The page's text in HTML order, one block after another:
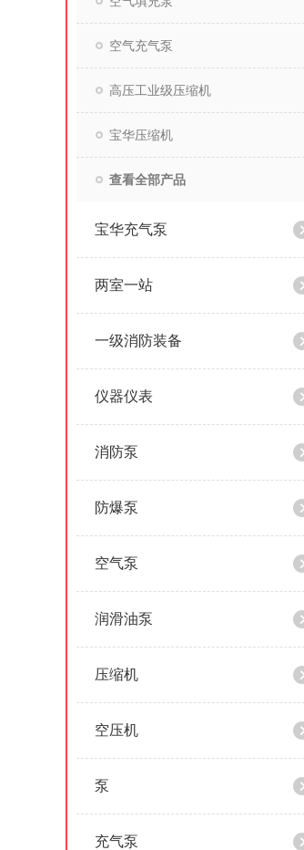
空气充气泵
高压工业级压缩机
宝华压缩机
查看全部产品
宝华充气泵
两室一站
一级消防装备
仪器仪表
消防泵
防爆泵
空气泵
润滑油泵
压缩机
空压机
泵
充气泵